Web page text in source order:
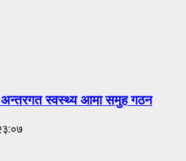
अन्तरगत स्वस्थ्य आमा समुह गठन